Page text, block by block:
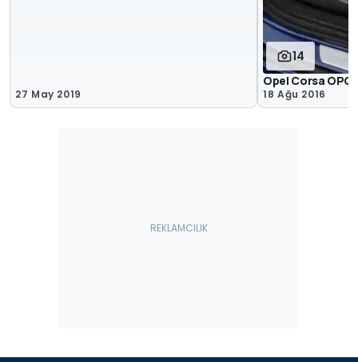
27 May 2019
14
Opel Corsa OPC
18 Ağu 2016